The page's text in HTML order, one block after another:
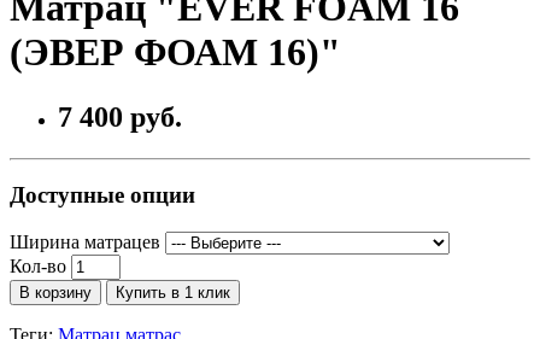
(ЭВЕР ФОАМ 16)"
7 400 руб.
Доступные опции
Ширина матрацев
Кол-во
В корзину Купить в 1 клик